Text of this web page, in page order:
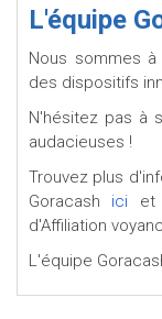
L'équipe
Nous sommes
des dispositifs
N'hésitez pas à
audacieuses !
Trouvez plus
Goracash ici et
d'Affiliation
L'équipe